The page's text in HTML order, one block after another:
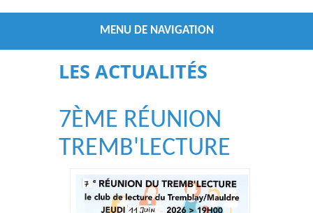
MENU DE NAVIGATION
Vous êtes ici : Accueil /Les Actualités
LES ACTUALITÉS
7ÈME RÉUNION
TREMB'LECTURE